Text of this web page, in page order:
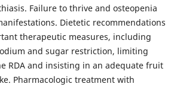
Failure to thrive and osteopenia
Dietetic recommendations
therapeutic measures, including
and sugar restriction, limiting
RDA and insisting in an adequate fruit
Pharmacologic treatment with